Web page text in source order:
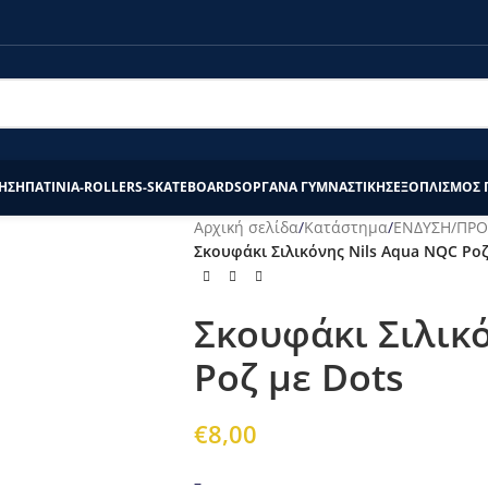
το διάστημα 20/7-27/7 θα επεξεργαστούν απο εμάς μετά
ΠΑΤΙΝΙΑ-ROLLERS-SKATEBOARDSΟΡΓΑΝΑ ΓΥΜΝΑΣΤΙΚΗΣΕΞΟΠΛΙΣΜΟΣ
Αρχική σελίδα/Κατάστημα/ΕΝΔΥΣΗ/
Σκουφάκι Σιλικόνης Nils Aqua NQC
Σκουφάκι
Ροζ με Dots
€8,00
–